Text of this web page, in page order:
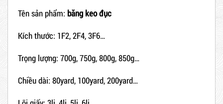
Tên sản phẩm: băng keo đục
Kích thước: 1F2, 2F4, 3F6…
Trọng lượng: 700g, 750g, 800g, 850g…
Chiều dài: 80yard, 100yard, 200yard…